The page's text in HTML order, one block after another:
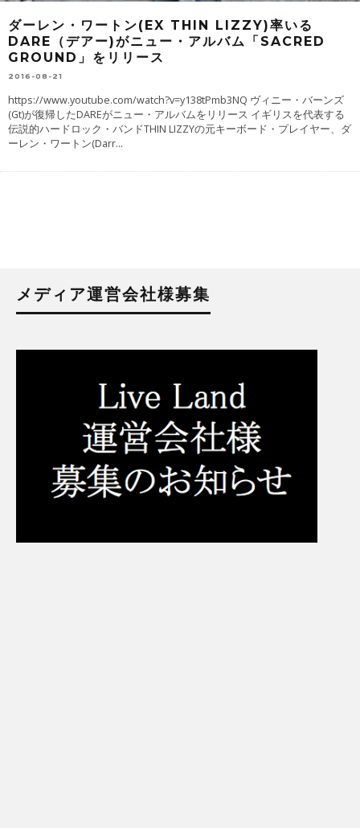
ダーレン・ワートン(EX THIN LIZZY)率いる
DARE（デアー)がニュー・アルバム「SACRED
GROUND」をリリース
2016-08-21
https://www.youtube.com/watch?v=y138tPmb3NQ ヴィニー・バーンズ
(Gt)が復帰したDAREがニュー・アルバムをリリース イギリスを代表する
伝説的ハードロック・バンドTHIN LIZZYの元キーボード・プレイヤー、ダ
ーレン・ワートン(Darr...
メディア運営会社様募集